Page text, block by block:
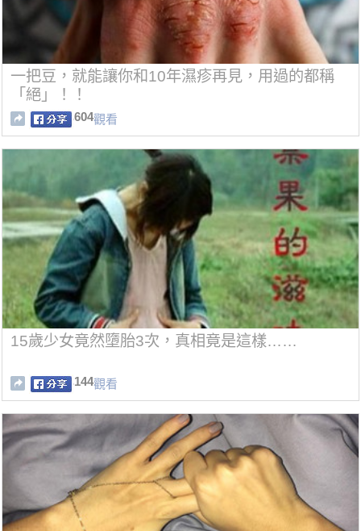
一把豆，就能讓你和10年濕疹再見，用過的都稱
「絕」！！
604觀看
15歲少女竟然墮胎3次，真相竟是這樣……
144觀看